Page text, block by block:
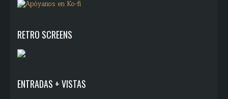
RETRO SCREENS
ENTRADAS + VISTAS